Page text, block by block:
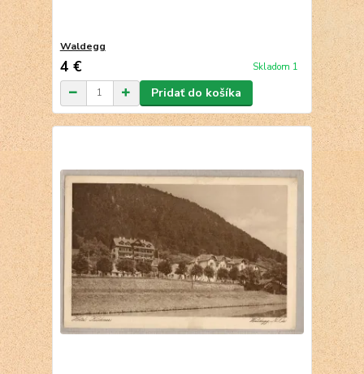
Waldegg
4 € Skladom 1
Pridať do košíka